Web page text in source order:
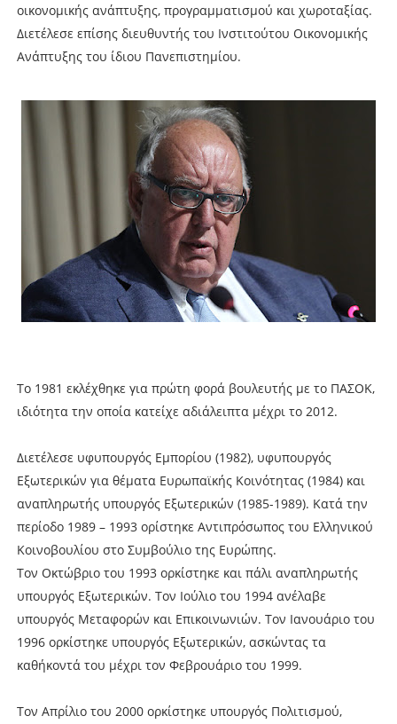
οικονομικής ανάπτυξης, προγραμματισμού και χωροταξίας.
Διετέλεσε επίσης διευθυντής του Ινστιτούτου Οικονομικής
Ανάπτυξης του ίδιου Πανεπιστημίου.
Το 1981 εκλέχθηκε για πρώτη φορά βουλευτής με το ΠΑΣΟΚ,
ιδιότητα την οποία κατείχε αδιάλειπτα μέχρι το 2012.
Διετέλεσε υφυπουργός Εμπορίου (1982), υφυπουργός
Εξωτερικών για θέματα Ευρωπαϊκής Κοινότητας (1984) και
αναπληρωτής υπουργός Εξωτερικών (1985-1989). Κατά την
περίοδο 1989 – 1993 ορίστηκε Αντιπρόσωπος του Ελληνικού
Κοινοβουλίου στο Συμβούλιο της Ευρώπης.
Τον Οκτώβριο του 1993 ορκίστηκε και πάλι αναπληρωτής
υπουργός Εξωτερικών. Τον Ιούλιο του 1994 ανέλαβε
υπουργός Μεταφορών και Επικοινωνιών. Τον Ιανουάριο του
1996 ορκίστηκε υπουργός Εξωτερικών, ασκώντας τα
καθήκοντά του μέχρι τον Φεβρουάριο του 1999.
Τον Απρίλιο του 2000 ορκίστηκε υπουργός Πολιτισμού,